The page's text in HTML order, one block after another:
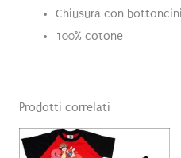
Chiusura con bottoncini
100% cotone
Prodotti correlati